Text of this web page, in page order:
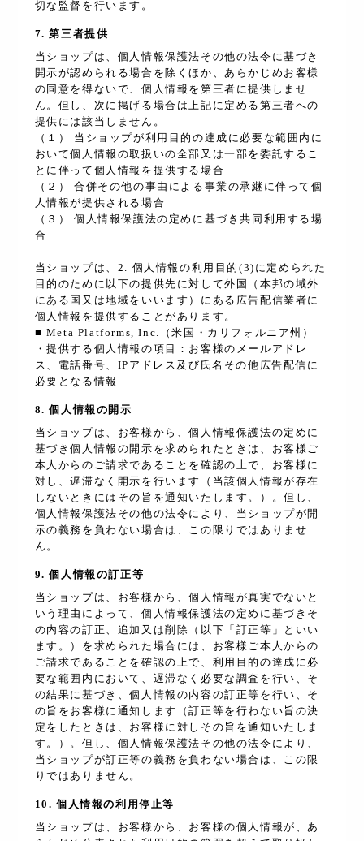
切な監督を行います。
7. 第三者提供
当ショップは、個人情報保護法その他の法令に基づき
開示が認められる場合を除くほか、あらかじめお客様
の同意を得ないで、個人情報を第三者に提供しませ
ん。但し、次に掲げる場合は上記に定める第三者への
提供には該当しません。
（１） 当ショップが利用目的の達成に必要な範囲内に
おいて個人情報の取扱いの全部又は一部を委託するこ
とに伴って個人情報を提供する場合
（２） 合併その他の事由による事業の承継に伴って個
人情報が提供される場合
（３） 個人情報保護法の定めに基づき共同利用する場
合
当ショップは、2. 個人情報の利用目的(3)に定められた
目的のために以下の提供先に対して外国（本邦の域外
にある国又は地域をいいます）にある広告配信業者に
個人情報を提供することがあります。
■ Meta Platforms, Inc.（米国・カリフォルニア州）
・提供する個人情報の項目：お客様のメールアドレ
ス、電話番号、IPアドレス及び氏名その他広告配信に
必要となる情報
8. 個人情報の開示
当ショップは、お客様から、個人情報保護法の定めに
基づき個人情報の開示を求められたときは、お客様ご
本人からのご請求であることを確認の上で、お客様に
対し、遅滞なく開示を行います（当該個人情報が存在
しないときにはその旨を通知いたします。）。但し、
個人情報保護法その他の法令により、当ショップが開
示の義務を負わない場合は、この限りではありませ
ん。
9. 個人情報の訂正等
当ショップは、お客様から、個人情報が真実でないと
いう理由によって、個人情報保護法の定めに基づきそ
の内容の訂正、追加又は削除（以下「訂正等」といい
ます。）を求められた場合には、お客様ご本人からの
ご請求であることを確認の上で、利用目的の達成に必
要な範囲内において、遅滞なく必要な調査を行い、そ
の結果に基づき、個人情報の内容の訂正等を行い、そ
の旨をお客様に通知します（訂正等を行わない旨の決
定をしたときは、お客様に対しその旨を通知いたしま
す。）。但し、個人情報保護法その他の法令により、
当ショップが訂正等の義務を負わない場合は、この限
りではありません。
10. 個人情報の利用停止等
当ショップは、お客様から、お客様の個人情報が、あ